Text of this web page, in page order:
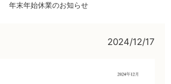
年末年始休業のお知らせ
2024/12/17